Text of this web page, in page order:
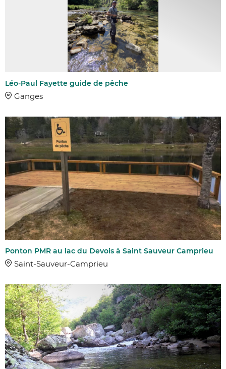
Léo-Paul Fayette guide de pêche
Ganges
Ponton PMR au lac du Devois à Saint Sauveur Camprieu
Saint-Sauveur-Camprieu